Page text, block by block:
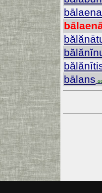
bālaena
bālans